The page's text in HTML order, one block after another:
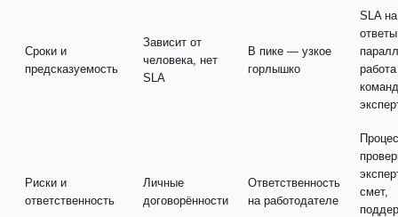
Сроки и
предсказуемость
Зависит от
человека, нет
SLA
В пике — узкое
горлышко
SLA на
работа
Риски и
ответственность
Личные
договорённости
Ответственность
на работодателе
смет,